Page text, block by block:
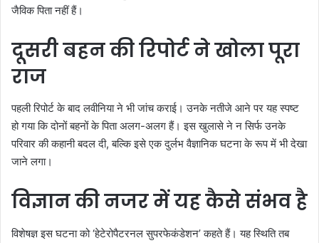
जैविक पिता नहीं हैं।
दूसरी बहन की रिपोर्ट ने खोला पूरा
राज
पहली रिपोर्ट के बाद लवीनिया ने भी जांच कराई। उनके नतीजे आने पर यह स्पष्ट
हो गया कि दोनों बहनों के पिता अलग-अलग हैं। इस खुलासे ने न सिर्फ उनके
परिवार की कहानी बदल दी, बल्कि इसे एक दुर्लभ वैज्ञानिक घटना के रूप में भी देखा
जाने लगा।
विज्ञान की नजर में यह कैसे संभव है
विशेषज्ञ इस घटना को ‘हेटेरोपैटरनल सुपरफेकंडेशन’ कहते हैं। यह स्थिति तब